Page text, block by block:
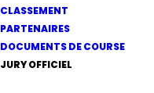
CLASSEMENT
PARTENAIRES
DOCUMENTS DE COURSE
JURY OFFICIEL
Photo